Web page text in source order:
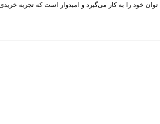
خود را به کار می‌گیرد و امیدوار است که تجربه‌